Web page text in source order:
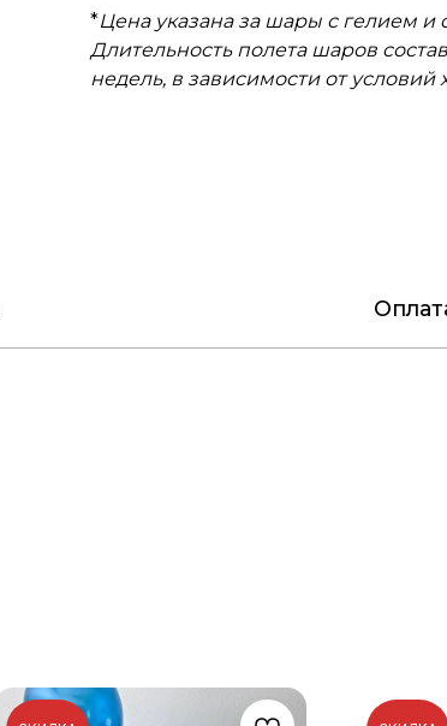
*Цена указана за шары с гелием и
Длительность полета шаров
недель, в зависимости от условий